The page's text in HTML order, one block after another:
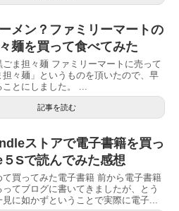
メン？ファミリーマートの
麺を買って食べてみた
ごま担々麺 ファミリーマートに売って
担々麺」というものを頂いたので、早
ことにしました。 ...
記事を読む
ストアで電子書籍を買っ
Sで読んでみた感想
て買ってみた電子書籍 前から電子書籍
ってブログに書いてきましたが、とう
見に如かずということで実際に電子...